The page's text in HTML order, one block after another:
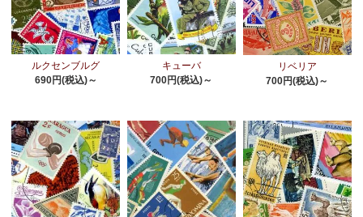
ルクセンブルグ
690円(税込)～
キューバ
700円(税込)～
リベリア
700円(税込)～